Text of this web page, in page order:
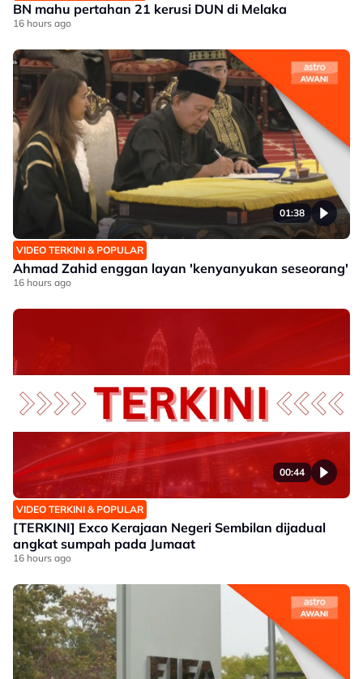
BN mahu pertahan 21 kerusi DUN di Melaka
16 hours ago
01:38
VIDEO TERKINI & POPULAR
Ahmad Zahid enggan layan 'kenyanyukan seseorang'
16 hours ago
00:44
VIDEO TERKINI & POPULAR
[TERKINI] Exco Kerajaan Negeri Sembilan dijadual
angkat sumpah pada Jumaat
16 hours ago